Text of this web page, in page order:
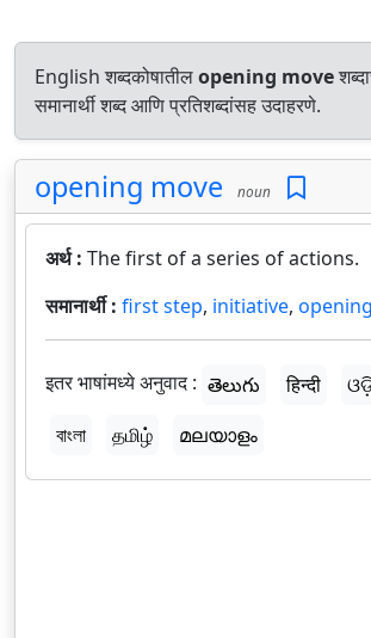
English शब्दकोषातीलopening move
समानार्थी शब्द आणि प्रतिशब्दांसह उदाहरणे.
opening move noun
अर्थ : The first of a series of actions.
समानार्थी : first step, initiative, opening
इतर भाषांमध्ये अनुवाद : తెలుగు हिन्दी
বাংলা
தமிழ் മലയാളം